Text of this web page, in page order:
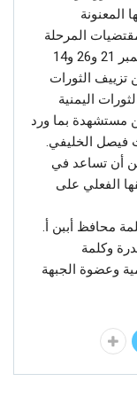
المعنونة
المرحلة
قراءة سوسيو تاريخية معاكسة لثورتي سبتمبر 21 و26 و14
تزييف الثورات
اليمنية
مستشهدة بما ورد
فيصل الخليفي.
أن تساعد في
الفعلي على
محافظ أببن أ.
وكلمة
وعضوة الجبهة